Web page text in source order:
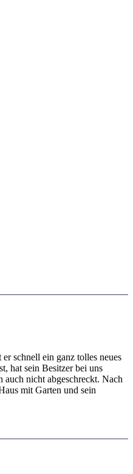
schnell ein ganz tolles neues
hat sein Besitzer bei uns
auch nicht abgeschreckt. Nach
mit Garten und sein